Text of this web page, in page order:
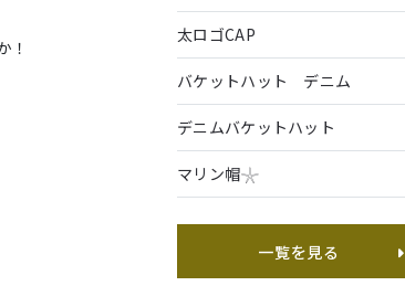
太ロゴCAP
バケットハット デニム
デニムバケットハット
マリン帽𓇼
一覧を見る